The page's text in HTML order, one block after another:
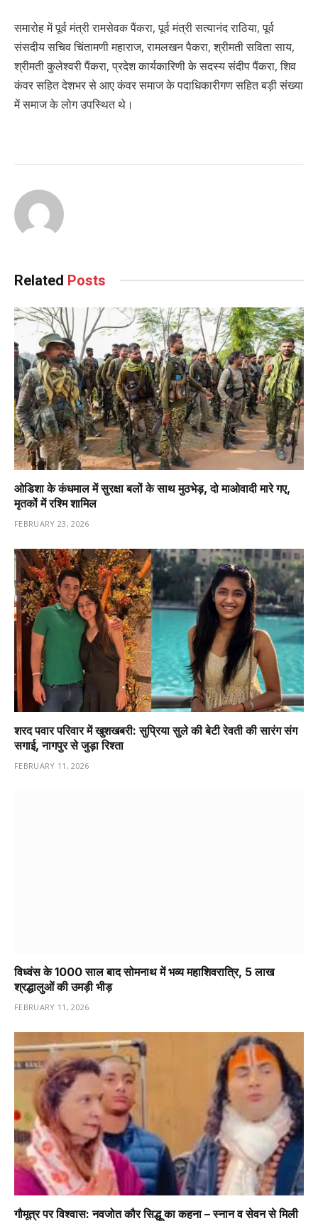
समारोह में पूर्व मंत्री रामसेवक पैंकरा, पूर्व मंत्री सत्यानंद राठिया, पूर्व
संसदीय सचिव चिंतामणी महाराज, रामलखन पैकरा, श्रीमती सविता साय,
श्रीमती कुलेश्वरी पैंकरा, प्रदेश कार्यकारिणी के सदस्य संदीप पैंकरा, शिव
कंवर सहित देशभर से आए कंवर समाज के पदाधिकारीगण सहित बड़ी संख्या
में समाज के लोग उपस्थित थे।
Related Posts
ओडिशा के कंधमाल में सुरक्षा बलों के साथ मुठभेड़, दो माओवादी मारे गए,
मृतकों में रश्मि शामिल
FEBRUARY 23, 2026
शरद पवार परिवार में खुशखबरी: सुप्रिया सुले की बेटी रेवती की सारंग संग
सगाई, नागपुर से जुड़ा रिश्ता
FEBRUARY 11, 2026
विध्वंस के 1000 साल बाद सोमनाथ में भव्य महाशिवरात्रि, 5 लाख
श्रद्धालुओं की उमड़ी भीड़
FEBRUARY 11, 2026
गौमूत्र पर विश्वास: नवजोत कौर सिद्धू का कहना – स्नान व सेवन से मिली